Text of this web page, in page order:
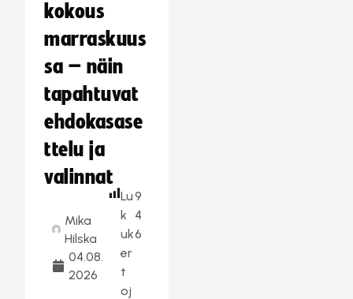
kokous
marraskuus
sa – näin
tapahtuvat
ehdokasase
ttelu ja
valinnat
Mika
Hilska
04.08.
2026
Lu
k
uk
er
t
oj
9
4
6